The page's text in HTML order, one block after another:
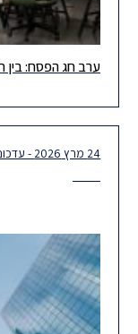
ערב חג הפסח
ערב חג הפסח: בין
24 מרץ 2026 - עדכוני לקוחות, עדכוני מבצע שאגת הארי